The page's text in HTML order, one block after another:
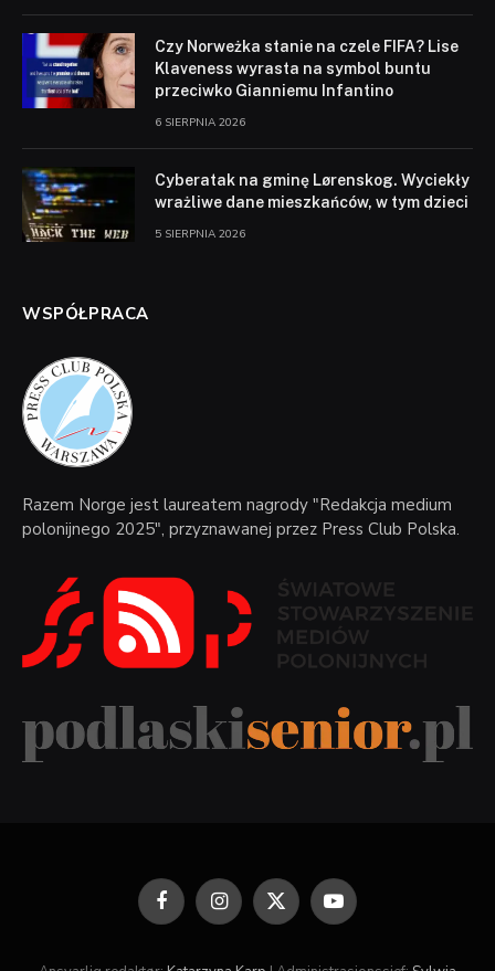
Czy Norweżka stanie na czele FIFA? Lise
Klaveness wyrasta na symbol buntu
przeciwko Gianniemu Infantino
6 SIERPNIA 2026
Cyberatak na gminę Lørenskog. Wyciekły
wrażliwe dane mieszkańców, w tym dzieci
5 SIERPNIA 2026
WSPÓŁPRACA
Razem Norge jest laureatem nagrody "Redakcja medium
polonijnego 2025", przyznawanej przez Press Club Polska.
FacebookInstagram
X
(Twitter)
YouTube